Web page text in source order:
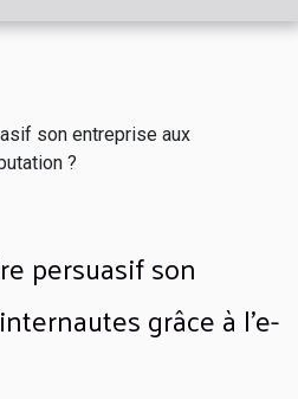
son entreprise aux
?
persuasif son
grâce à l’e-